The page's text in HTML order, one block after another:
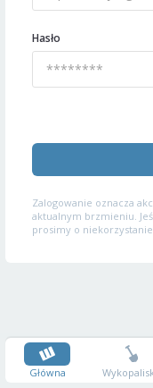
Hasło
Zalogowanie oznacza
aktualnym brzmieniu.
prosimy o
Główna